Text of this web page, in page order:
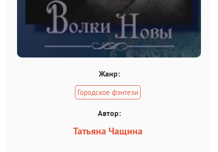
Жанр:
Городское фэнтези
Автор:
Татьяна Чащина